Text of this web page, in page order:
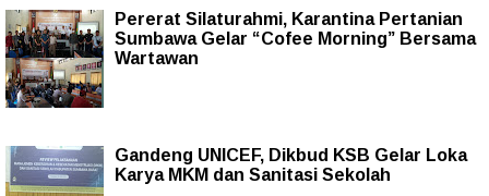
Pererat Silaturahmi, Karantina Pertanian
Sumbawa Gelar “Cofee Morning” Bersama
Wartawan
Gandeng UNICEF, Dikbud KSB Gelar Loka
Karya MKM dan Sanitasi Sekolah